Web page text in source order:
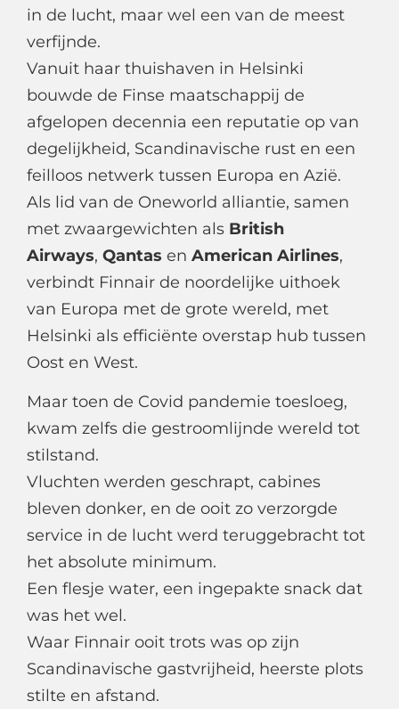
in de lucht, maar wel een van de meest
verfijnde.
Vanuit haar thuishaven in Helsinki
bouwde de Finse maatschappij de
afgelopen decennia een reputatie op van
degelijkheid, Scandinavische rust en een
feilloos netwerk tussen Europa en Azië.
Als lid van de Oneworld alliantie, samen
met zwaargewichten als British
Airways, Qantas en American Airlines,
verbindt Finnair de noordelijke uithoek
van Europa met de grote wereld, met
Helsinki als efficiënte overstap hub tussen
Oost en West.
Maar toen de Covid pandemie toesloeg,
kwam zelfs die gestroomlijnde wereld tot
stilstand.
Vluchten werden geschrapt, cabines
bleven donker, en de ooit zo verzorgde
service in de lucht werd teruggebracht tot
het absolute minimum.
Een flesje water, een ingepakte snack dat
was het wel.
Waar Finnair ooit trots was op zijn
Scandinavische gastvrijheid, heerste plots
stilte en afstand.